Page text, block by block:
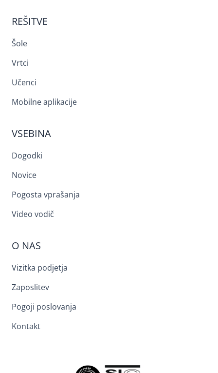
REŠITVE
Šole
Vrtci
Učenci
Mobilne aplikacije
VSEBINA
Dogodki
Novice
Pogosta vprašanja
Video vodič
O NAS
Vizitka podjetja
Zaposlitev
Pogoji poslovanja
Kontakt